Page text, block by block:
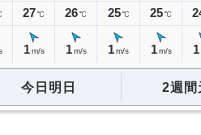
27℃
1 m/s
26℃
1 m/s
25 ℃
1m/s
25℃
1 m/s 1
今日明日 2週間